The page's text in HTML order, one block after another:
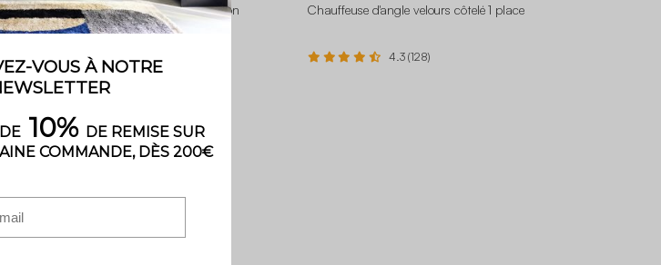
Fauteuil pivotant 180° tissu coton Chauffeuse d'angle velours côtelé 1 place
4.3 (128)